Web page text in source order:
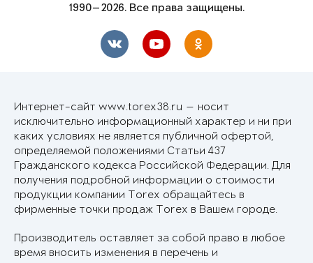
1990—2026. Все права защищены.
Интернет-сайт www.torex38.ru — носит
исключительно информационный характер и ни при
каких условиях не является публичной офертой,
определяемой положениями Статьи 437
Гражданского кодекса Российской Федерации. Для
получения подробной информации о стоимости
продукции компании Torex обращайтесь в
фирменные точки продаж Torex в Вашем городе.
Производитель оставляет за собой право в любое
время вносить изменения в перечень и